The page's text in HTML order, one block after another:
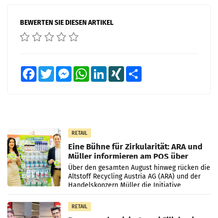
BEWERTEN SIE DIESEN ARTIKEL
FacebookTwitter MessengerWhatsAppLinkedInXING
RETAIL
Eine Bühne für Zirkularität: ARA und
Müller informieren am POS über
Kreislauffähigkeit
Über den gesamten August hinweg rücken die
Altstoff Recycling Austria AG (ARA) und der
Handelskonzern Müller die Initiative
„Kreislauf-Helden“ in allen österreichischen
Müller-Filialen
RETAIL